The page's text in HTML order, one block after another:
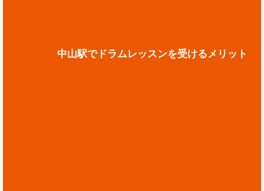
中山駅でドラムレッスンを受けるメリット